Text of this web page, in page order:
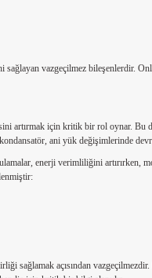
vazgeçilmez bileşenlerdir.
için kritik bir rol oynar. Bu
ani yük değişimlerinde
enerji verimliliğini artırırken,
sağlamak açısından